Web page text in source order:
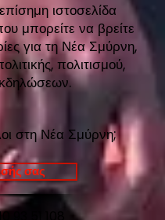
ιστοσελίδα
μπορείτε να βρείτε
για τη Νέα Σμύρνη,
πολιτισμού,
στη Νέα Σμύρνη;
σας